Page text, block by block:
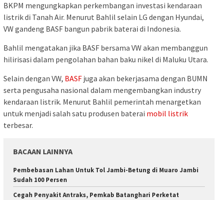
BKPM mengungkapkan perkembangan investasi kendaraan
listrik di Tanah Air. Menurut Bahlil selain LG dengan Hyundai,
VW gandeng BASF bangun pabrik baterai di Indonesia.
Bahlil mengatakan jika BASF bersama VW akan membanggun
hilirisasi dalam pengolahan bahan baku nikel di Maluku Utara.
Selain dengan VW, BASF juga akan bekerjasama dengan BUMN
serta pengusaha nasional dalam mengembangkan industry
kendaraan listrik. Menurut Bahlil pemerintah menargetkan
untuk menjadi salah satu produsen baterai mobil listrik
terbesar.
BACAAN LAINNYA
Pembebasan Lahan Untuk Tol Jambi-Betung di Muaro Jambi
Sudah 100 Persen
Cegah Penyakit Antraks, Pemkab Batanghari Perketat